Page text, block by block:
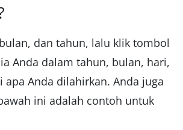
dan tahun, lalu klik tombol
Anda dalam tahun, bulan, hari,
Anda dilahirkan. Anda juga
ini adalah contoh untuk